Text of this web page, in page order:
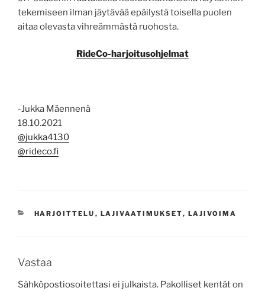
tekemiseen ilman jäytävää epäilystä toisella puolen
aitaa olevasta vihreämmästä ruohosta.
RideCo-harjoitusohjelmat
-Jukka Mäennenä
18.10.2021
@jukka4130
@rideco.fi
KATEGORIAT
HARJOITTELU , LAJIVAATIMUKSET, LAJIVOIMA
Vastaa
Sähköpostiosoitettasi ei julkaista. Pakolliset kentät on